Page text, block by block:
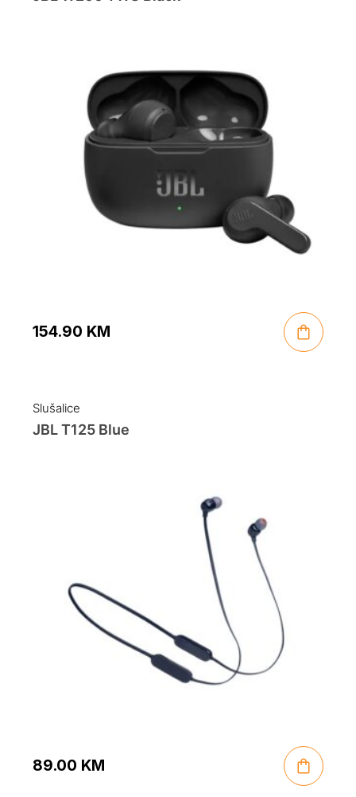
154.90 KM
Slušalice
JBL T125 Blue
89.00 KM